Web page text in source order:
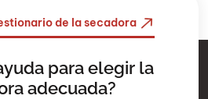
de la secadora
para elegir la
adecuada?